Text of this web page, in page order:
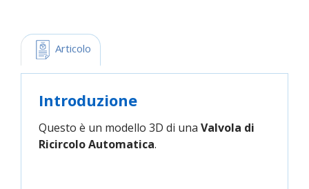
Articolo
Introduzione
Questo è un modello 3D di una Valvola di
Ricircolo Automatica.